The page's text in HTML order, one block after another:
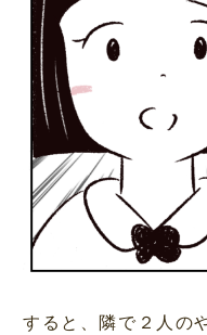
すると、隣で２人の